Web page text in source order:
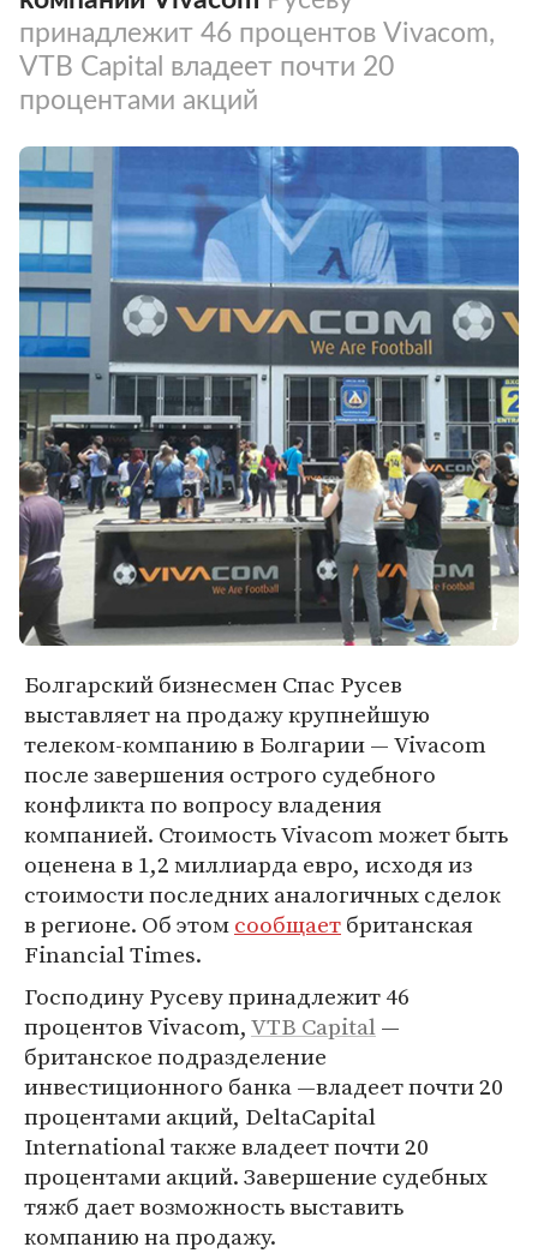
принадлежит 46 процентов Vivacom,
VTB Capital владеет почти 20
процентами акций
Болгарский бизнесмен Спас Русев
выставляет на продажу крупнейшую
телеком-компанию в Болгарии — Vivacom
после завершения острого судебного
конфликта по вопросу владения
компанией. Стоимость Vivacom может быть
оценена в 1,2 миллиарда евро, исходя из
стоимости последних аналогичных сделок
в регионе. Об этомсообщаетбританская
Financial Times.
Господину Русеву принадлежит 46
процентов Vivacom,VTB Capital—
британское подразделение
инвестиционного банка —владеет почти 20
процентами акций, DeltaCapital
International также владеет почти 20
процентами акций. Завершение судебных
тяжб дает возможность выставить
компанию на продажу.